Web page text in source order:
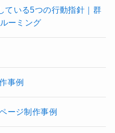
ている5つの行動指針｜群
ーミング
事例
ージ制作事例